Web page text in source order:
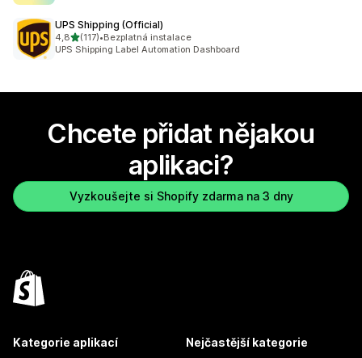
UPS Shipping (Official)
4,8z 5 hvězd
(117)
Celkový počet recenzí: 117
•Bezplatná instalace
UPS Shipping Label Automation Dashboard
Chcete přidat nějakou
aplikaci?
Vyzkoušejte si Shopify zdarma na 3 dny
Kategorie aplikací Nejčastější kategorie